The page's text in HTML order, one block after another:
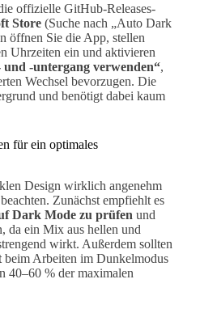
offizielle GitHub-Releases-
Store (Suche nach „Auto Dark
öffnen Sie die App, stellen
Uhrzeiten ein und aktivieren
und -untergang verwenden“,
Wechsel bevorzugen. Die
und benötigt dabei kaum
für ein optimales
Design wirklich angenehm
Zunächst empfiehlt es
Dark Mode zu prüfen und
da ein Mix aus hellen und
wirkt. Außerdem sollten
beim Arbeiten im Dunkelmodus
40–60 % der maximalen